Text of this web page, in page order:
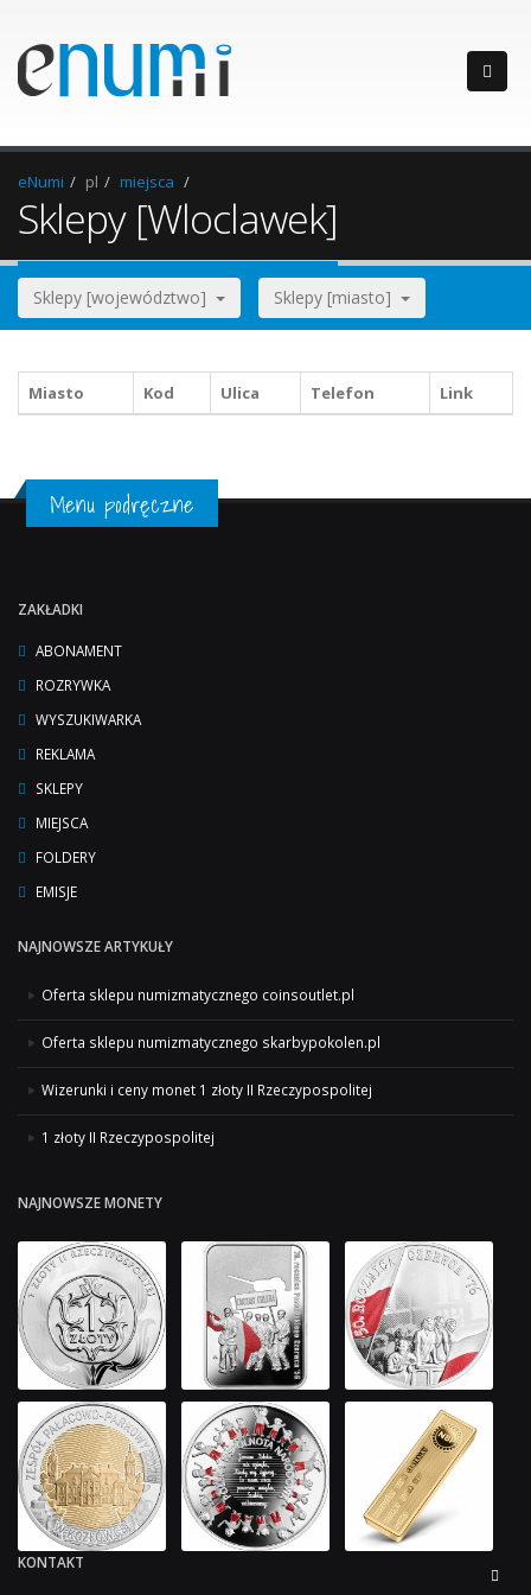
eNumi pl miejsca
Sklepy [Wloclawek]
Sklepy [województwo] Sklepy [miasto]
Miasto Kod Ulica Telefon Link
Menu podręczne
ZAKŁADKI
ABONAMENT
ROZRYWKA
WYSZUKIWARKA
REKLAMA
SKLEPY
MIEJSCA
FOLDERY
EMISJE
NAJNOWSZE ARTYKUŁY
Oferta sklepu numizmatycznego coinsoutlet.pl
Oferta sklepu numizmatycznego skarbypokolen.pl
Wizerunki i ceny monet 1 złoty II Rzeczypospolitej
1 złoty II Rzeczypospolitej
NAJNOWSZE MONETY
KONTAKT